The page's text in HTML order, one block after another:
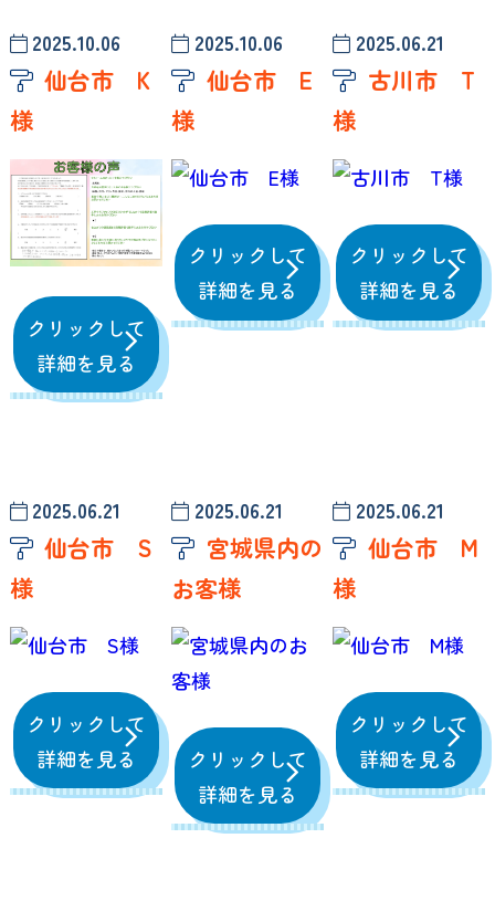
2025.10.06
仙台市 K
様
クリックして
詳細を見る
2025.10.06
仙台市 E
様
クリックして
詳細を見る
2025.06.21
古川市 T
様
クリックして
詳細を見る
2025.06.21
仙台市 S
様
クリックして
詳細を見る
2025.06.21
宮城県内の
お客様
クリックして
詳細を見る
2025.06.21
仙台市 M
様
クリックして
詳細を見る